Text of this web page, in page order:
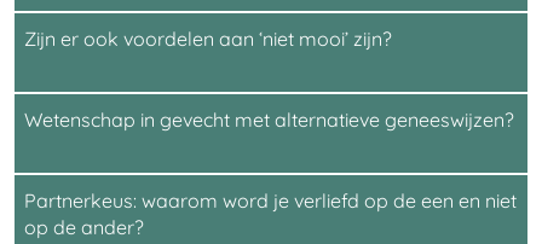
Zijn er ook voordelen aan ‘niet mooi’ zijn?
Wetenschap in gevecht met alternatieve geneeswijzen?
Partnerkeus: waarom word je verliefd op de een en niet
op de ander?